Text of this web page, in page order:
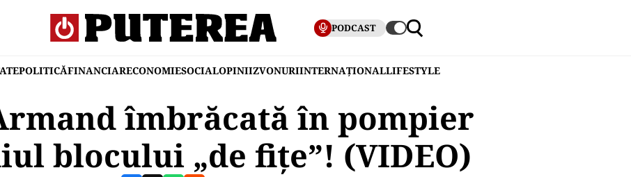
PODCAST
POLITICĂFINANCIARECONOMIESOCIALOPINIIZVONURIINTERNAȚIONALLIFESTYLE
îmbrăcată în pompier
blocului „de fițe”! (VIDEO)